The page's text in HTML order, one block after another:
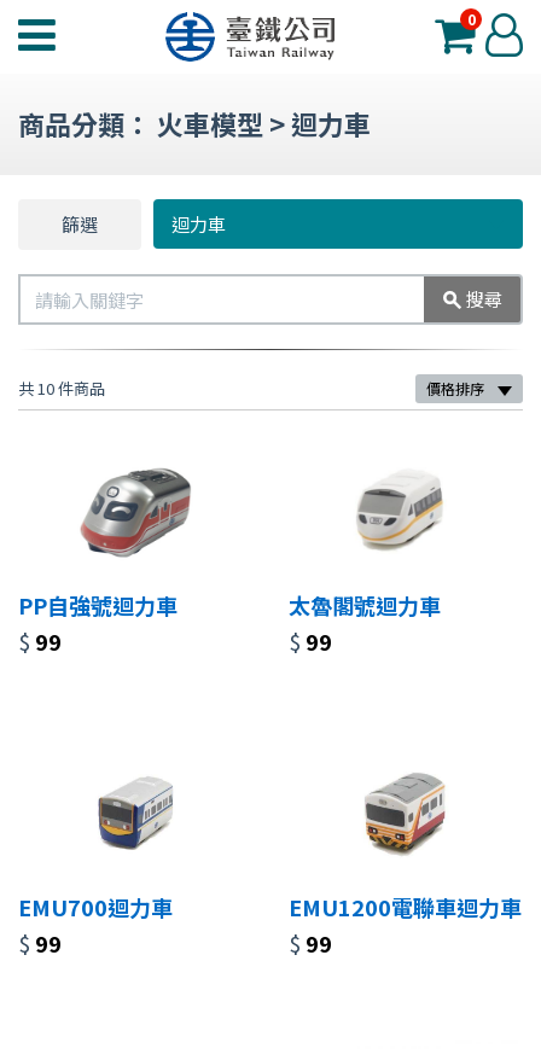
臺
工
選
單
0 登
入
商品分類： 火車模型 >迴力車
篩選 迴力車
選
搜尋
共 10 件商品 價格排序
PP自強號迴力車
$ 99
太魯閣號迴力車
$ 99
EMU700迴力車
$ 99
EMU1200電聯車迴力車
$ 99